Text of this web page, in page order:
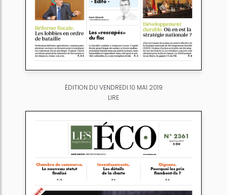
ÉDITION DU VENDREDI 10 MAI 2019
LIRE